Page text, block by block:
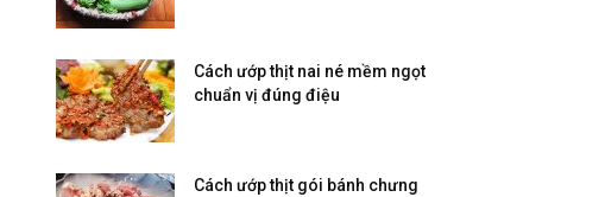
Cách ướp thịt nai né mềm ngọt
chuẩn vị đúng điệu
Cách ướp thịt gói bánh chưng